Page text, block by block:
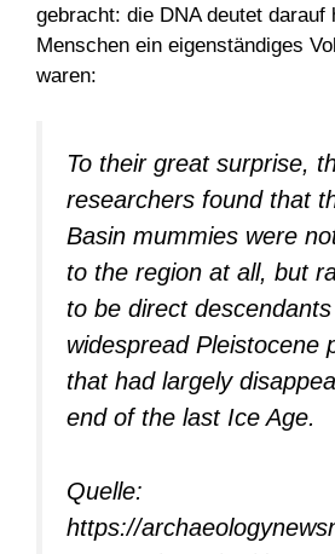
gebracht: die DNA deutet darauf
Menschen ein eigenständiges
waren:
To their great surprise,
researchers found that
Basin mummies were
to the region at all, but
to be direct
widespread Pleistocene
that had largely
end of the last Ice Age.
Quelle:
https://